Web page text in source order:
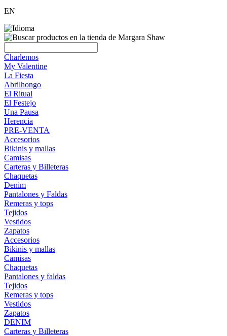
EN
Charlemos
My Valentine
La Fiesta
Abrilhongo
El Ritual
El Festejo
Una Pausa
Herencia
PRE-VENTA
Accesorios
Bikinis y mallas
Camisas
Carteras y Billeteras
Chaquetas
Denim
Pantalones y Faldas
Remeras y tops
Tejidos
Vestidos
Zapatos
Accesorios
Bikinis y mallas
Camisas
Chaquetas
Pantalones y faldas
Tejidos
Remeras y tops
Vestidos
Zapatos
DENIM
Carteras y Billeteras